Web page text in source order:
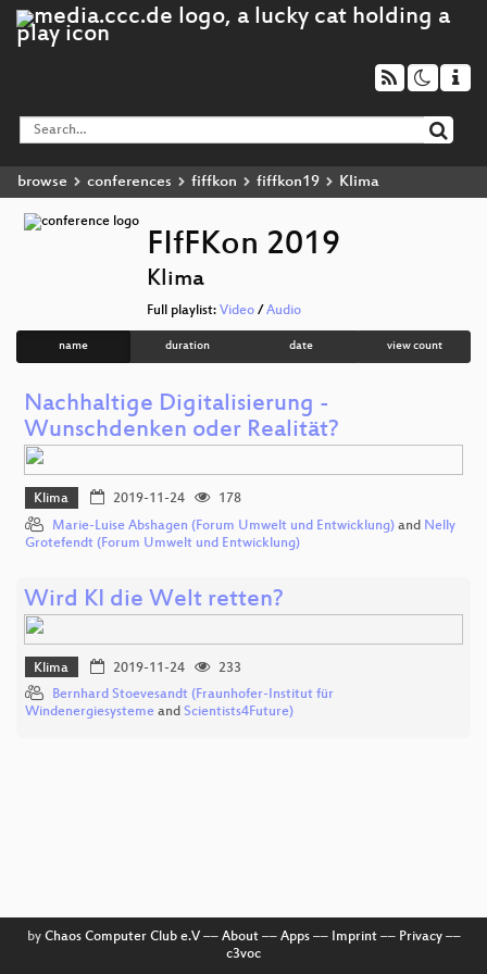
browse conferences fiffkon fiffkon19 Klima
FIfFKon 2019
Klima
Full playlist: Video / Audio
name duration date view count
Nachhaltige Digitalisierung -
Wunschdenken oder Realität?
Klima 2019-11-24
178
Marie-Luise Abshagen (Forum Umwelt und Entwicklung) and Nelly
Grotefendt (Forum Umwelt und Entwicklung)
Wird KI die Welt retten?
Klima 2019-11-24
233
Bernhard Stoevesandt (Fraunhofer-Institut für
Windenergiesysteme and Scientists4Future)
by Chaos Computer Club e.V–– About–– Apps–– Imprint–– Privacy––
c3voc